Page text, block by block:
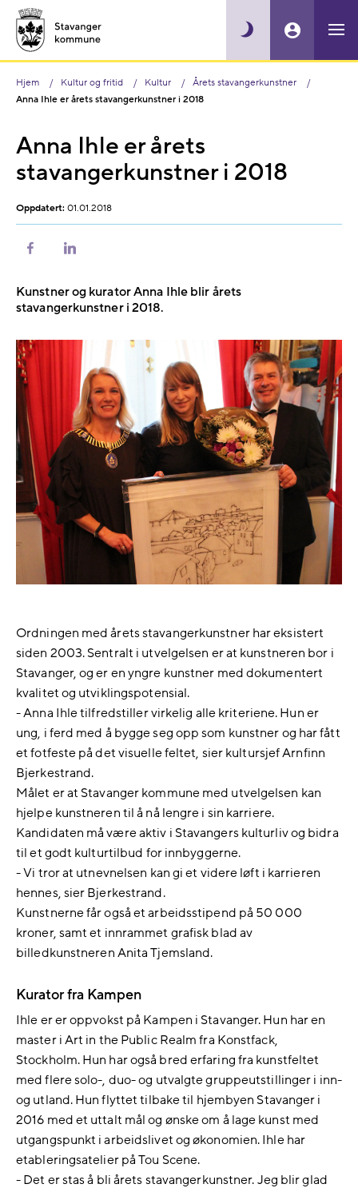
Hjem Kultur og fritid Kultur
Årets stavangerkunstner
Anna Ihle er årets stavangerkunstner i 2018
Anna Ihle er årets
stavangerkunstner i 2018
Oppdatert: 01.01.2018
Del
Del
Kunstner og kurator Anna Ihle blir årets
stavangerkunstner i 2018.
Ordningen med årets stavangerkunstner har eksistert
siden 2003. Sentralt i utvelgelsen er at kunstneren bor i
Stavanger, og er en yngre kunstner med dokumentert
kvalitet og utviklingspotensial.
- Anna Ihle tilfredstiller virkelig alle kriteriene. Hun er
ung, i ferd med å bygge seg opp som kunstner og har fått
et fotfeste på det visuelle feltet, sier kultursjef Arnfinn
Bjerkestrand.
Målet er at Stavanger kommune med utvelgelsen kan
hjelpe kunstneren til å nå lengre i sin karriere.
Kandidaten må være aktiv i Stavangers kulturliv og bidra
til et godt kulturtilbud for innbyggerne.
- Vi tror at utnevnelsen kan gi et videre løft i karrieren
hennes, sier Bjerkestrand.
Kunstnerne får også et arbeidsstipend på 50 000
kroner, samt et innrammet grafisk blad av
billedkunstneren Anita Tjemsland.
Kurator fra Kampen
Ihle er er oppvokst på Kampen i Stavanger. Hun har en
master i Art in the Public Realm fra Konstfack,
Stockholm. Hun har også bred erfaring fra kunstfeltet
med flere solo-, duo- og utvalgte gruppeutstillinger i inn-
og utland. Hun flyttet tilbake til hjembyen Stavanger i
2016 med et uttalt mål og ønske om å lage kunst med
utgangspunkt i arbeidslivet og økonomien. Ihle har
etableringsatelier på Tou Scene.
- Det er stas å bli årets stavangerkunstner. Jeg blir glad